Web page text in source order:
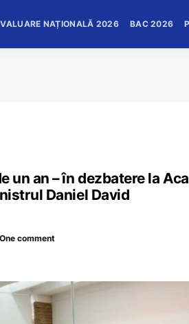
NAȚIONALĂ 2026 BAC 2026
un an – în dezbatere la
Daniel David
One comment